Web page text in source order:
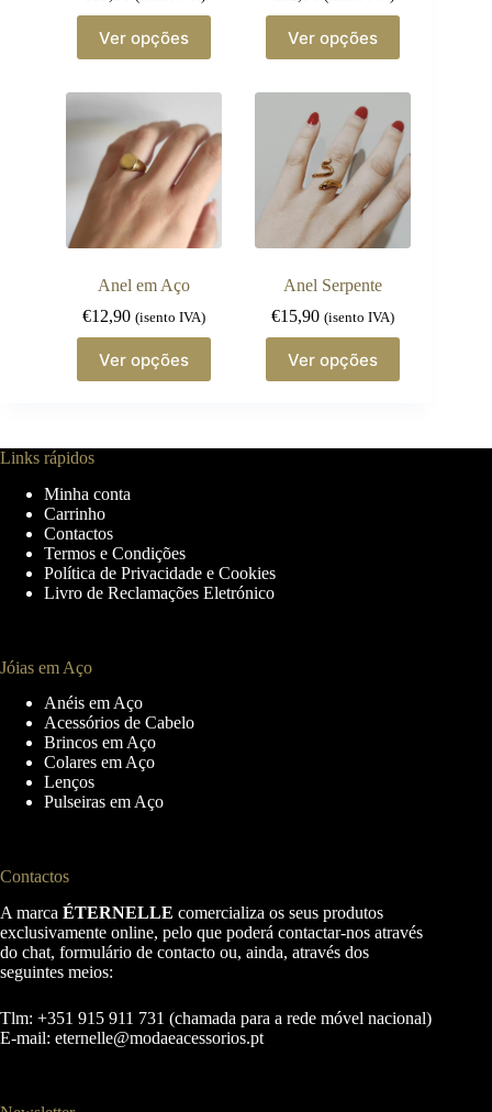
Ver opções
product
has
The
options
may
be
chosen
on
the
page
Ver opções
product
has
variants.
The
options
may
be
chosen
on
the
page
Anel em Aço
€12,90 (isento IVA)
Ver opções
product
has
The
on
the
product
page
Anel Serpente
€15,90 (isento IVA)
Ver opções
product
has
The
Links rápidos
Minha conta
Carrinho
Contactos
Termos e Condições
Política de Privacidade e Cookies
Livro de Reclamações Eletrónico
Jóias em Aço
Anéis em Aço
Acessórios de Cabelo
Brincos em Aço
Colares em Aço
Lenços
Pulseiras em Aço
Contactos
A marca ÉTERNELLE comercializa os seus produtos
exclusivamente online, pelo que poderá contactar-nos através
do chat, formulário de contacto ou, ainda, através dos
seguintes meios:
Tlm: +351 915 911 731 (chamada para a rede móvel nacional)
E-mail: eternelle@modaeacessorios.pt